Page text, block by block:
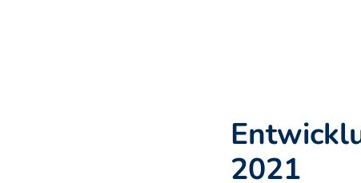
2021